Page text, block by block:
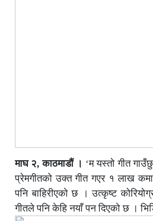
माघ २, काठमाडौं । ‘म यस्तो गीत
प्रेमगीतको उक्त गीत गएर १ लाख
पनि बाहिरीएको छ । उत्कृष्ट
गीतले पनि केहि नयाँ पन दिएको छ ।